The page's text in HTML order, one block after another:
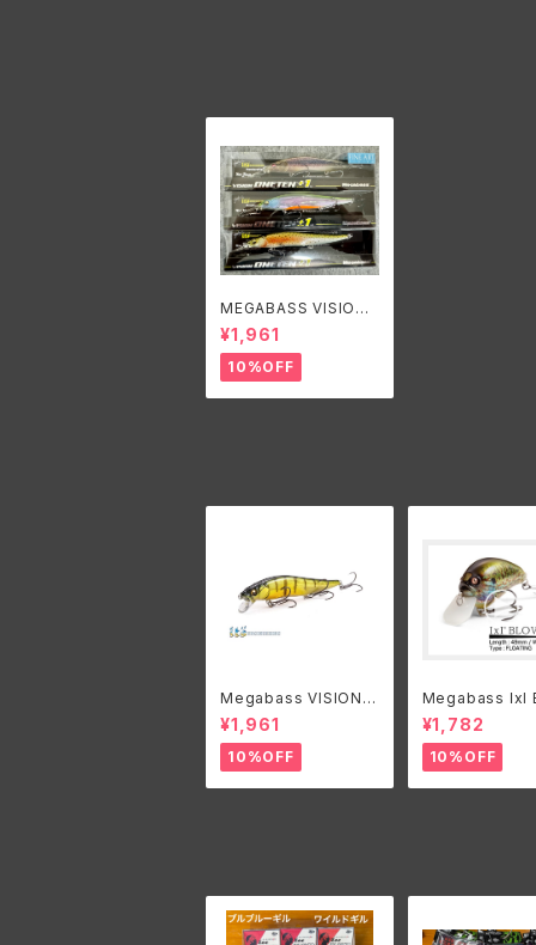
MEGABASS VISION
ONETEN+1/メガバス
ビジョン ワンテン ＋1
¥1,961
10%OFF
Megabass VISION
ONETEN SR/メガバス
ビジョン ワンテンSR
¥1,961
10%OFF
Megabass IxI
LY/メガバス ア
イ ブローリー
¥1,782
10%OFF